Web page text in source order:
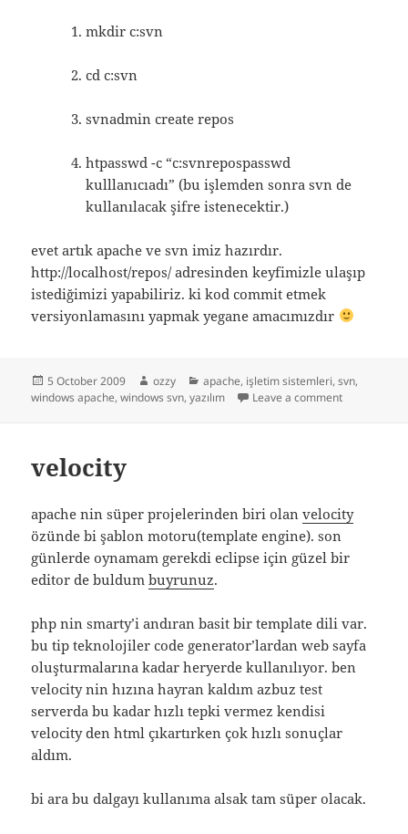
mkdir c:svn
cd c:svn
svnadmin create repos
htpasswd -c “c:svnrepospasswd
kulllanıcıadı” (bu işlemden sonra svn de
kullanılacak şifre istenecektir.)
evet artık apache ve svn imiz hazırdır.
http://localhost/repos/ adresinden keyfimizle ulaşıp
istediğimizi yapabiliriz. ki kod commit etmek
versiyonlamasını yapmak yegane amacımızdır
Posted
on
5 October 2009 Author
ozzy Categories
apache, işletim sistemleri,svn,
windows apache,windows svn,yazılım Leave a commenton windows
velocity
apache nin süper projelerinden biri olanvelocity
özünde bi şablon motoru(template engine). son
günlerde oynamam gerekdi eclipse için güzel bir
editor de buldumbuyrunuz.
php nin smarty’i andıran basit bir template dili var.
bu tip teknolojiler code generator’lardan web sayfa
oluşturmalarına kadar heryerde kullanılıyor. ben
velocity nin hızına hayran kaldım azbuz test
serverda bu kadar hızlı tepki vermez kendisi
velocity den html çıkartırken çok hızlı sonuçlar
aldım.
bi ara bu dalgayı kullanıma alsak tam süper olacak.